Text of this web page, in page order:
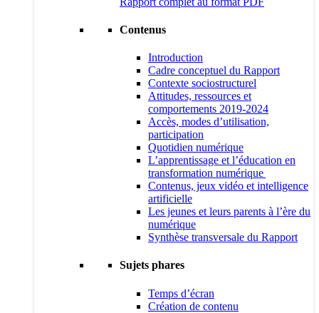
Contenus
Introduction
Cadre conceptuel du Rapport
Contexte sociostructurel
Attitudes, ressources et
comportements 2019-2024
Accès, modes d’utilisation,
participation
Quotidien numérique
L’apprentissage et l’éducation en
transformation numérique
Contenus, jeux vidéo et intelligence
artificielle
Les jeunes et leurs parents à l’ère du
numérique
Synthèse transversale du Rapport
Sujets phares
Temps d’écran
Création de contenu